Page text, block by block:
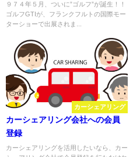
９７４年５月、ついに”ゴルフ”が誕生！！
ゴルフGTIが、フランクフルトの国際モー
ターショーで出展されま...
カーシェアリング
カーシェアリング会社への会員
登録
カーシェアリングを活用したいなら、カー